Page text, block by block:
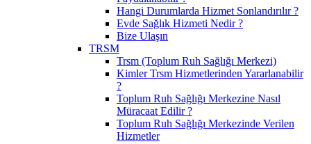
Hangi Durumlarda Hizmet Sonlandırılır ?
Evde Sağlık Hizmeti Nedir ?
Bize Ulaşın
TRSM
Trsm (Toplum Ruh Sağlığı Merkezi)
Kimler Trsm Hizmetlerinden Yararlanabilir
?
Toplum Ruh Sağlığı Merkezine Nasıl
Müracaat Edilir ?
Toplum Ruh Sağlığı Merkezinde Verilen
Hizmetler